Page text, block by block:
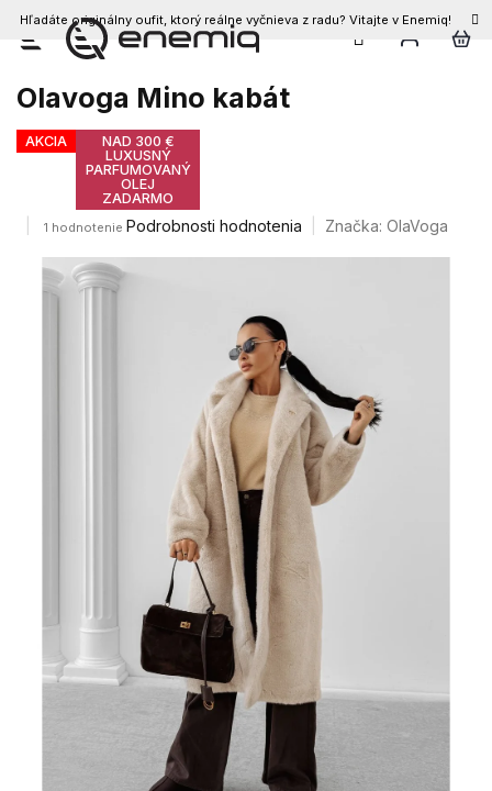
Prejsť
obsah
Hľadáte originálny oufit, ktorý reálne vyčnieva z radu? Vitajte v Enemiq!
Olavoga Mino kabát
AKCIA
NAD 300 €
LUXUSNÝ
PARFUMOVANÝ
OLEJ
ZADARMO
Priemerné
produktu
je
1 hodnotenie Podrobnosti hodnotenia Značka: OlaVoga